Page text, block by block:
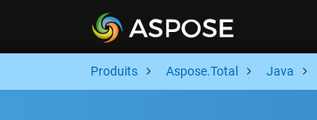
Produits Aspose.Total Java